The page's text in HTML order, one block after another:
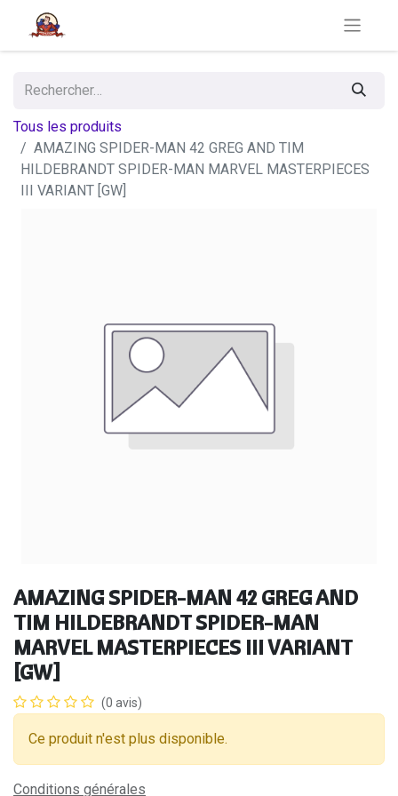
Tous les produits
AMAZING SPIDER-MAN 42 GREG AND TIM
HILDEBRANDT SPIDER-MAN MARVEL MASTERPIECES
III VARIANT [GW]
AMAZING SPIDER-MAN 42 GREG AND
TIM HILDEBRANDT SPIDER-MAN
MARVEL MASTERPIECES III VARIANT
[GW]
(0 avis)
Ce produit n'est plus disponible.
Conditions générales